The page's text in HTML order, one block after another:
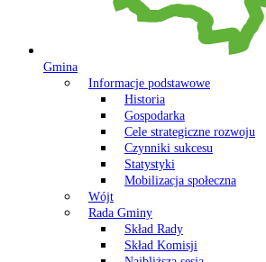
Gmina
Informacje podstawowe
Historia
Gospodarka
Cele strategiczne rozwoju
Czynniki sukcesu
Statystyki
Mobilizacja społeczna
Wójt
Rada Gminy
Skład Rady
Skład Komisji